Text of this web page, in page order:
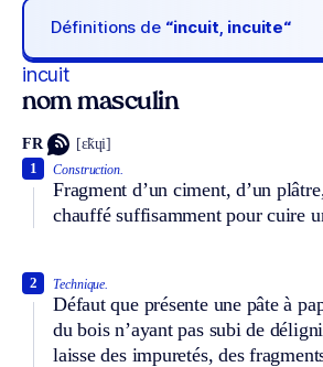
Définitions de “incuit, incuite“
incuit
nom masculin
FR [ɛ̃kɥi]
Construction.
Fragment d’un ciment, d’un
chauffé suffisamment pour cuire
1
Technique.
Défaut que présente une pâte à
du bois n’ayant pas subi de
laisse des impuretés, des
2